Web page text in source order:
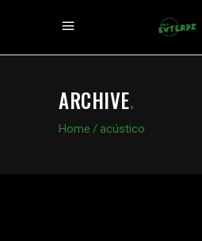
ARCHIVE.
Home / acústico